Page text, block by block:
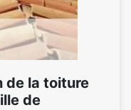
de la toiture
de